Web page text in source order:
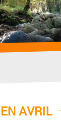
AVRIL